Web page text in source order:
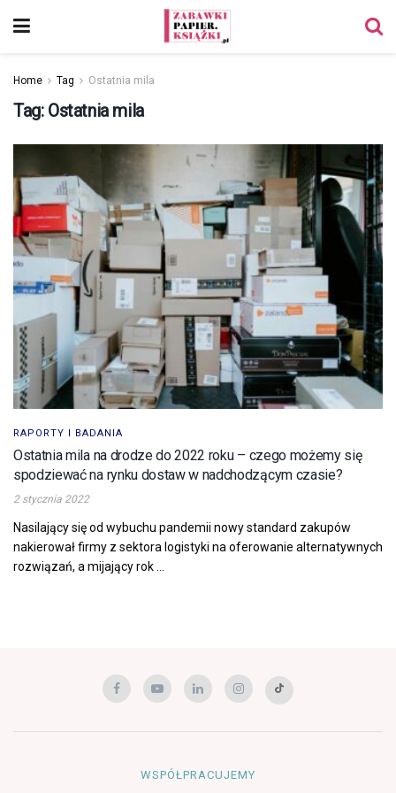
Home Tag Ostatnia mila
Tag: Ostatnia mila
RAPORTY I BADANIA
Ostatnia mila na drodze do 2022 roku – czego możemy się
spodziewać na rynku dostaw w nadchodzącym czasie?
2 stycznia 2022
Nasilający się od wybuchu pandemii nowy standard zakupów
nakierował firmy z sektora logistyki na oferowanie alternatywnych
rozwiązań, a mijający rok ...
WSPÓŁPRACUJEMY